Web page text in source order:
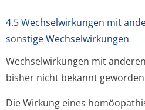
4.5 Wechselwirkungen mit
sonstige Wechselwirkungen
Wechselwirkungen mit
bisher nicht bekannt
Die Wirkung eines